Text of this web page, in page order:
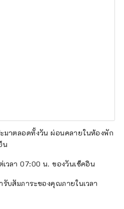
มาตลอดทั้งวัน ผ่อนคลายในห้องพัก
น
วลา 07:00 น. ของวันเช็คอิน
บสัมภาระของคุณภายในเวลา